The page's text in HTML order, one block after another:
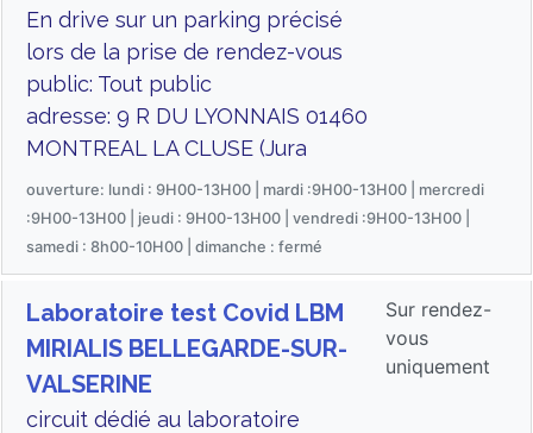
En drive sur un parking précisé
lors de la prise de rendez-vous
public: Tout public
adresse: 9 R DU LYONNAIS 01460
MONTREAL LA CLUSE (Jura
ouverture: lundi : 9H00-13H00 | mardi :9H00-13H00 | mercredi
:9H00-13H00 | jeudi : 9H00-13H00 | vendredi :9H00-13H00 |
samedi : 8h00-10H00 | dimanche : fermé
Laboratoire test Covid LBM
MIRIALIS BELLEGARDE-SUR-
VALSERINE
circuit dédié au laboratoire
Sur rendez-
vous
uniquement